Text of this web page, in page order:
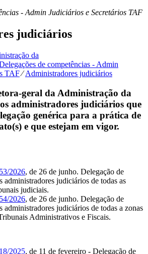
- Admin Judiciários e Secretários TAF
judiciários
da
de competências - Admin
TAF⁄Administradores judiciários
geral da Administração da
administradores judiciários que
genérica para a prática de
e que estejam em vigor.
2026, de 26 de junho. Delegação de
administradores judiciários de todas as
judiciais.
2026, de 26 de junho. Delegação de
administradores judiciários de todas a zonas
Administrativos e Fiscais.
2025, de 11 de fevereiro - Delegação de